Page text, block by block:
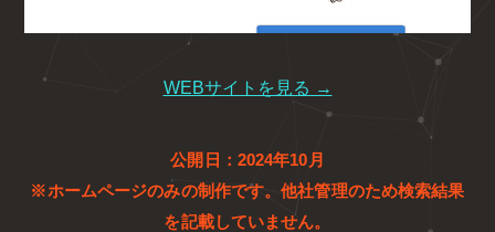
WEBサイトを見る →
公開日：2024年10月
※ホームページのみの制作です。他社管理のため検索結果
を記載していません。